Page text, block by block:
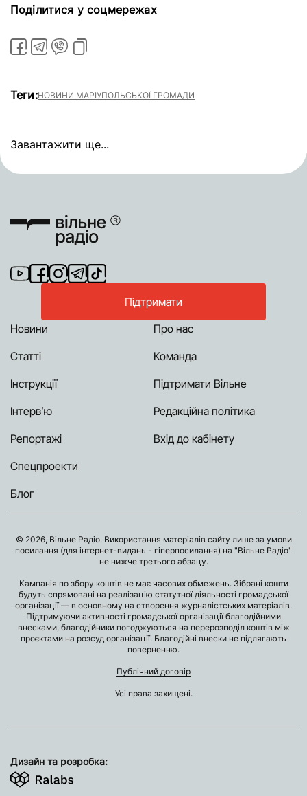
Поділитися у соцмережах
Теги:НОВИНИ МАРІУПОЛЬСЬКОЇ ГРОМАДИ
Завантажити ще...
Підтримати
Новини
Статті
Інструкції
Інтерв’ю
Репортажі
Спецпроекти
Блог
Про нас
Команда
Підтримати Вільне
Редакційна політика
Вхід до кабінету
© 2026, Вільне Радіо. Використання матеріалів сайту лише за умови
посилання (для інтернет-видань - гіперпосилання) на "Вільне Радіо"
не нижче третього абзацу.
Кампанія по збору коштів не має часових обмежень. Зібрані кошти
будуть спрямовані на реалізацію статутної діяльності громадської
організації — в основному на створення журналістських матеріалів.
Підтримуючи активності громадської організації благодійними
внесками, благодійники погоджуються на перерозподіл коштів між
проєктами на розсуд організації. Благодійні внески не підлягають
поверненню.
Публічний договір
Усі права захищені.
Дизайн та розробка: